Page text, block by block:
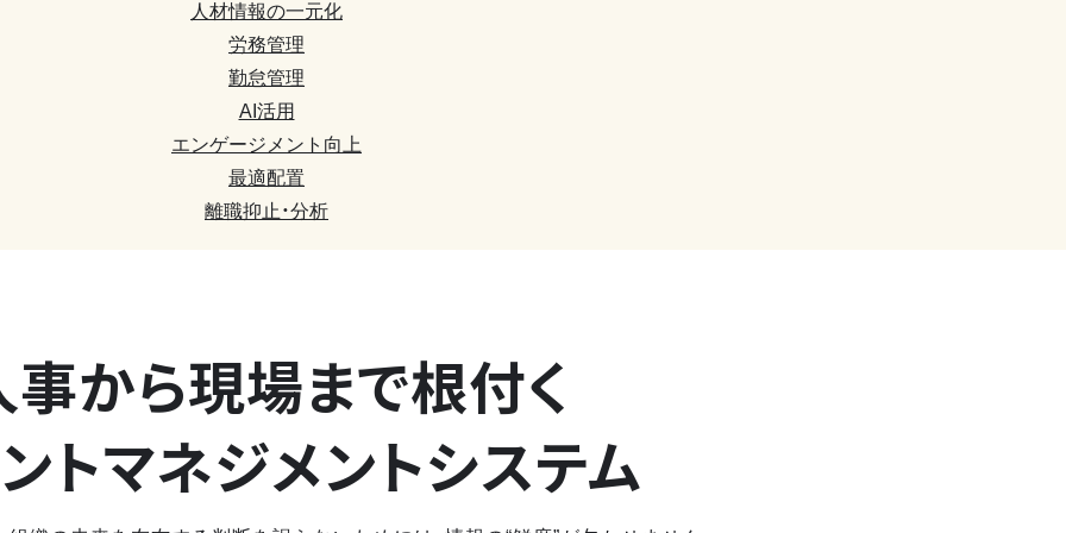
人材情報の一元化
労務管理
勤怠管理
AI活用
エンゲージメント向上
最適配置
離職抑止・分析
事から現場まで根付く
トマネジメントシステム